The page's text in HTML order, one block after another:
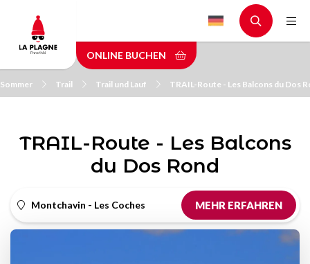
main
content
ONLINE BUCHEN
Trail Trail und Lauf TRAIL-Route - Les Balcons du Dos
TRAIL-Route - Les Balcons
du Dos Rond
Montchavin - Les Coches MEHR ERFAHREN